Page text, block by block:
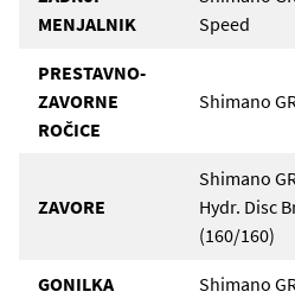
MENJALNIK
Speed
PRESTAVNO-
ZAVORNE
ROČICE
Shimano
ZAVORE
Shimano
Hydr. Disc
(160/160)
GONILKA Shimano